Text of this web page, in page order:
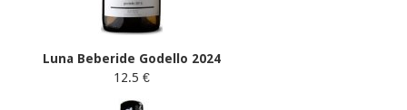
Luna Beberide Godello 2024
12.5 €